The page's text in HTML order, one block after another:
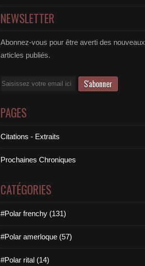
NEWSLETTER
Abonnez-vous pour être averti des nouveaux
articles publiés.
Email
PAGES
Citations - Extraits
Prochaines Chroniques
CATÉGORIES
#Polar frenchy (131)
#Polar amerloque (57)
#Polar rital (14)